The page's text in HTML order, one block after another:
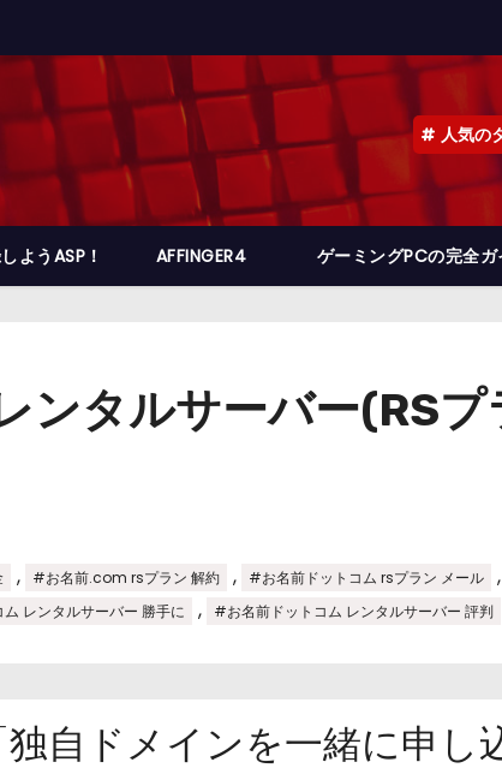
人気の
ようASP！ AFFINGER4 ゲーミングPCの完全
ンタルサーバー(RS
, #お名前.com rsプラン 解約 , #お名前ドットコム rsプラン メール ,
レンタルサーバー 勝手に , #お名前ドットコム レンタルサーバー 評判
自ドメインを一緒に申し